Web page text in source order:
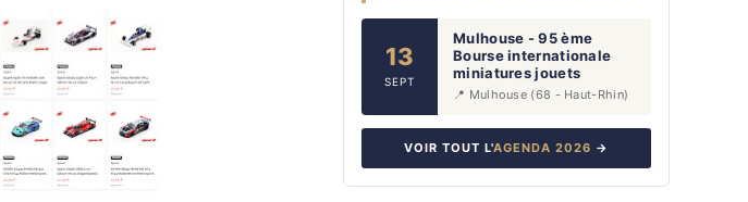
13
SEPT
Mulhouse - 95 ème
Bourse internationale
miniatures jouets
📍 Mulhouse (68 - Haut-Rhin)
VOIR TOUT L'AGENDA 2026 →